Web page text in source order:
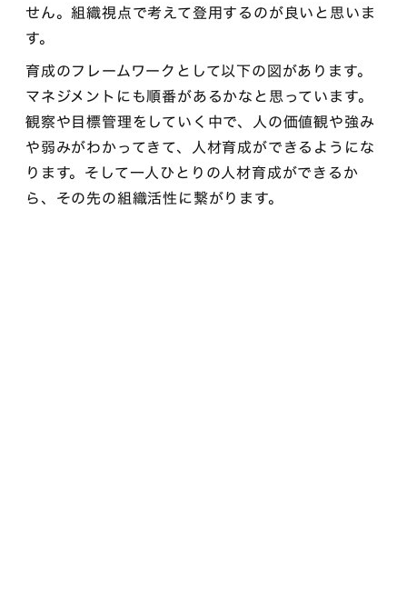
せん。組織視点で考えて登用するのが良いと思いま
す。
育成のフレームワークとして以下の図があります。
マネジメントにも順番があるかなと思っています。
観察や目標管理をしていく中で、人の価値観や強み
や弱みがわかってきて、人材育成ができるようにな
ります。そして一人ひとりの人材育成ができるか
ら、その先の組織活性に繋がります。